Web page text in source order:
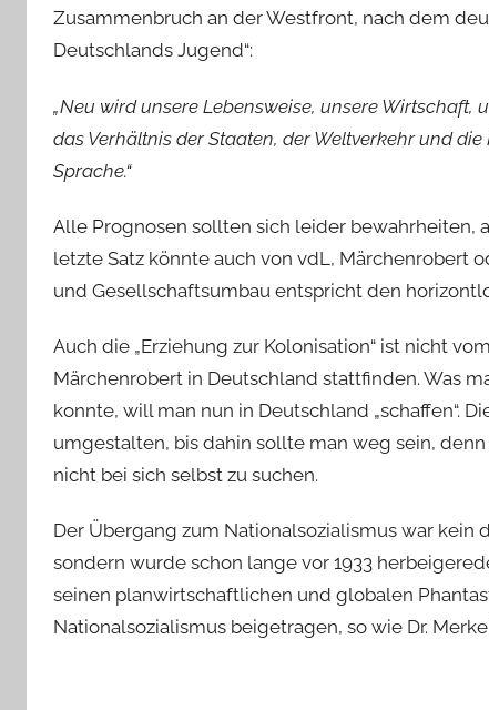
Zusammenbruch an der Westfront, nach dem
Deutschlands Jugend“:
„Neu wird unsere Lebensweise, unsere
das Verhältnis der Staaten, der Weltverkehr und
Sprache.“
Alle Prognosen sollten sich leider bewahrheiten,
letzte Satz könnte auch von vdL, Märchenrobert
und Gesellschaftsumbau entspricht den
Auch die „Erziehung zur Kolonisation“ ist nicht
Märchenrobert in Deutschland stattfinden. Was
konnte, will man nun in Deutschland „schaffen“.
umgestalten, bis dahin sollte man weg sein,
nicht bei sich selbst zu suchen.
Der Übergang zum Nationalsozialismus war
sondern wurde schon lange vor 1933
seinen planwirtschaftlichen und globalen
Nationalsozialismus beigetragen, so wie Dr.